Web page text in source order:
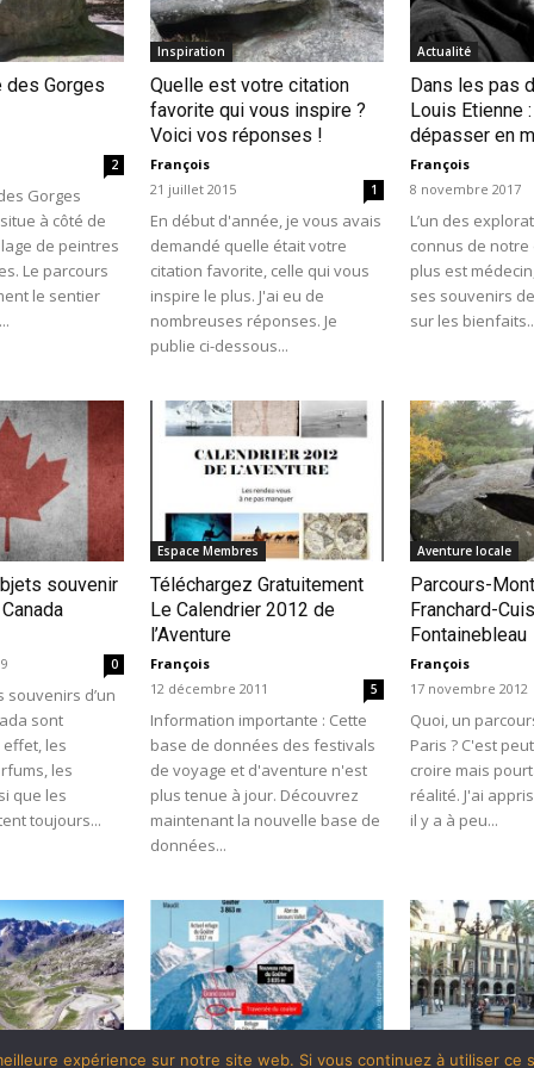
des Gorges
2
Gorges
à côté de
de peintres
Le parcours
le sentier
Inspiration
Quelle est votre citation
favorite qui vous inspire ?
Voici vos réponses !
François
21 juillet 2015
1
En début d'année, je vous avais
demandé quelle était votre
citation favorite, celle qui vous
inspire le plus. J'ai eu de
nombreuses réponses. Je
publie ci-dessous...
Actualité
Dans les pas
Louis Etienne
dépasser en
François
8 novembre 2017
L’un des
connus de
plus est
ses souvenirs
sur les
souvenir
0
souvenirs d’un
sont
effet, les
les
que les
toujours...
Espace Membres
Téléchargez Gratuitement
Le Calendrier 2012 de
l’Aventure
François
12 décembre 2011
5
Information importante : Cette
base de données des festivals
de voyage et d'aventure n'est
plus tenue à jour. Découvrez
maintenant la nouvelle base de
données...
Aventure locale
Parcours-
Franchard-
Fontainebleau
François
17 novembre 2012
Quoi, un
Paris ? C'est
croire mais
réalité. J'ai
il y a à peu...
Guides
expérience sur notre site web. Si vous continuez à utiliser